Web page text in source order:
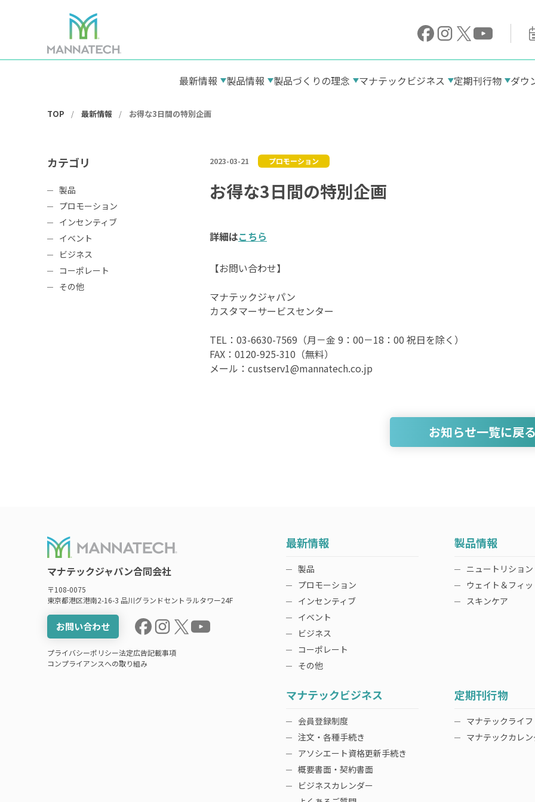
最新情報 製品情報 製品づくりの理念
高品質のアロエ
糖質栄養素とは
ビタミンB1
鉄分のお話
マナテックビジネス 定期刊行物 ダウ
TOP 最新情報 お得な3日間の特別企画
カテゴリ
製品
プロモーション
インセンティブ
イベント
ビジネス
コーポレート
その他
2023-03-21 プロモーション
お得な3日間の特別企画
詳細はこちら
【お問い合わせ】
マナテックジャパン
カスタマーサービスセンター
TEL：03-6630-7569（月－金 9：00－18：00 祝日を除く）
FAX：0120-925-310（無料）
メール：custserv1@mannatech.co.jp
お知らせ一覧に戻
マナテックジャパン合同会社
〒108-0075
東京都港区港南2-16-3 品川グランドセントラルタワー24F
お問い合わせ
最新情報
製品
プロモーション
インセンティブ
イベント
ビジネス
コーポレート
その他
製品情報
ニュートリション
ウェイト＆フィ
スキンケア
マナテックビジネス
会員登録制度
注文・各種手続き
アソシエート資格更新手続き
概要書面・契約書面
ビジネスカレンダー
定期刊行物
マナテックライフ
マナテックカレ
プライバシーポリシー法定広告記載事項
コンプライアンスへの取り組み